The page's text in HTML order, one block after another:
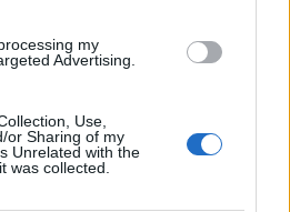
my
Advertising.
Use,
or Sharing of my
Unrelated with the
was collected.
meg, de Fördős Zé-ék
a receptre - és úgy
is esedékes, mert a szegedi
miért nincs újabb mexikói